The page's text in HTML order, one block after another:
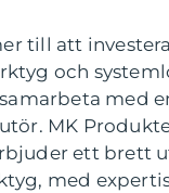
till att
och
med
MK
ett brett
med